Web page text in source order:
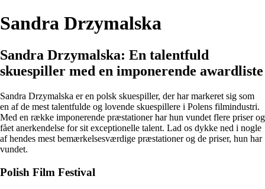
Sandra Drzymalska
Sandra Drzymalska: En talentfuld
skuespiller med en imponerende awardliste
Sandra Drzymalska er en polsk skuespiller, der har markeret sig som
en af de mest talentfulde og lovende skuespillere i Polens filmindustri.
Med en række imponerende præstationer har hun vundet flere priser og
fået anerkendelse for sit exceptionelle talent. Lad os dykke ned i nogle
af hendes mest bemærkelsesværdige præstationer og de priser, hun har
vundet.
Polish Film Festival